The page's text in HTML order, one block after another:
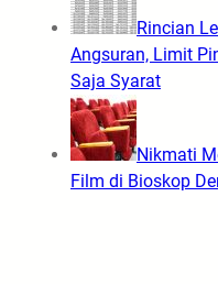
Rincian
Angsuran, Limit
Saja Syarat
Nikmati
Film di Bioskop